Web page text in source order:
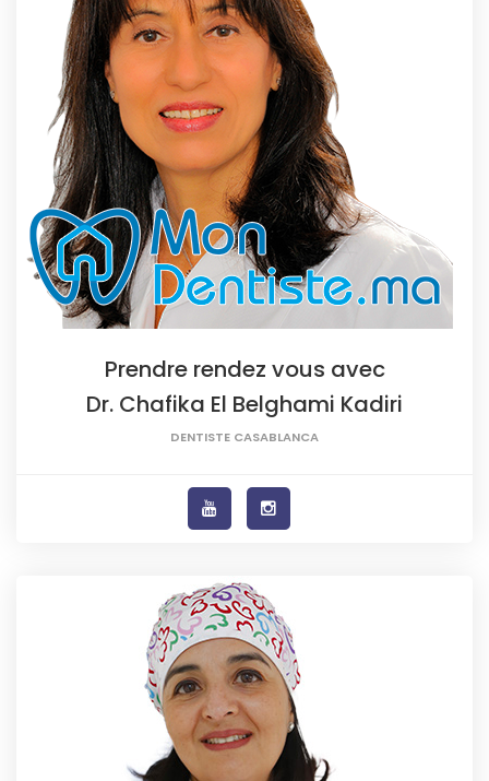
Prendre rendez vous avec
Dr. Chafika El Belghami Kadiri
DENTISTE CASABLANCA